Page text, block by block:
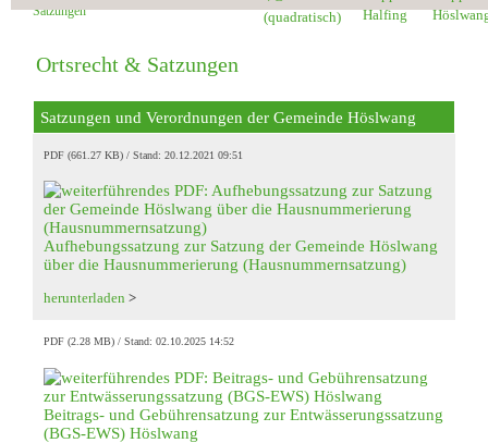
Satzungen
Ortsrecht & Satzungen
Satzungen und Verordnungen der Gemeinde Höslwang
PDF (661.27 KB) Stand: 20.12.2021 09:51
Aufhebungssatzung zur Satzung der Gemeinde Höslwang
über die Hausnummerierung (Hausnummernsatzung)
herunterladen >
PDF (2.28 MB) Stand: 02.10.2025 14:52
Beitrags- und Gebührensatzung zur Entwässerungssatzung
(BGS-EWS) Höslwang